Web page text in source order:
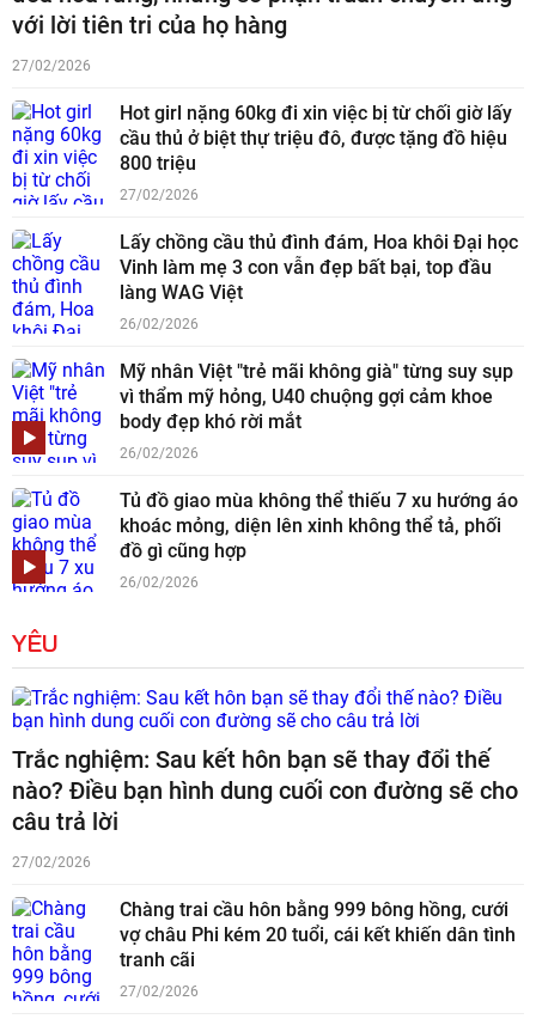
với lời tiên tri của họ hàng
27/02/2026
Hot girl nặng 60kg đi xin việc bị từ chối giờ lấy
cầu thủ ở biệt thự triệu đô, được tặng đồ hiệu
800 triệu
27/02/2026
Lấy chồng cầu thủ đình đám, Hoa khôi Đại học
Vinh làm mẹ 3 con vẫn đẹp bất bại, top đầu
làng WAG Việt
26/02/2026
Mỹ nhân Việt "trẻ mãi không già" từng suy sụp
vì thẩm mỹ hỏng, U40 chuộng gợi cảm khoe
body đẹp khó rời mắt
26/02/2026
Tủ đồ giao mùa không thể thiếu 7 xu hướng áo
khoác mỏng, diện lên xinh không thể tả, phối
đồ gì cũng hợp
26/02/2026
YÊU
Trắc nghiệm: Sau kết hôn bạn sẽ thay đổi thế
nào? Điều bạn hình dung cuối con đường sẽ cho
câu trả lời
27/02/2026
Chàng trai cầu hôn bằng 999 bông hồng, cưới
vợ châu Phi kém 20 tuổi, cái kết khiến dân tình
tranh cãi
27/02/2026